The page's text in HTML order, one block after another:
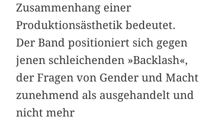
Zusammenhang einer
Produktionsästhetik bedeutet.
Der Band positioniert sich gegen
jenen schleichenden »Backlash«,
der Fragen von Gender und Macht
zunehmend als ausgehandelt und
nicht mehr